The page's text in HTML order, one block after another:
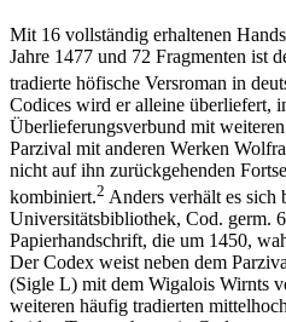
Mit 16 vollständig erhaltenen
Jahre 1477 und 72 Fragmenten ist
tradierte höfische Versroman in
Codices wird er alleine überliefert,
Überlieferungsverbund mit
Parzival mit anderen Werken
nicht auf ihn zurückgehenden
kombiniert.2 Anders verhält es sich
Universitätsbibliothek, Cod. germ.
Papierhandschrift, die um 1450,
Der Codex weist neben dem
(Sigle L) mit dem Wigalois Wirnts
weiteren häufig tradierten